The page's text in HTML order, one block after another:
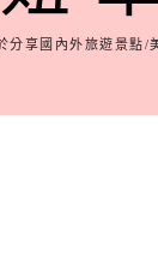
分享國內外旅遊景點/